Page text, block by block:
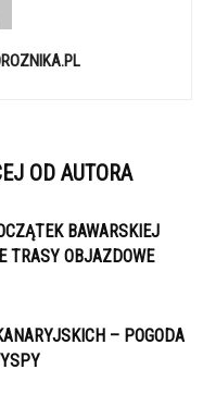
OD AUTORA
BAWARSKIEJ
TRASY OBJAZDOWE
– POGODA